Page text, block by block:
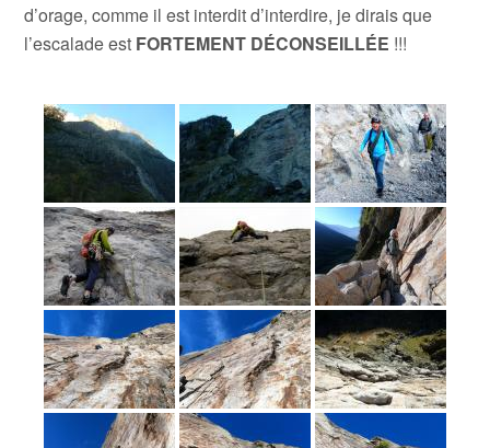
d’orage, comme il est interdit d’interdire, je dirais que
l’escalade est FORTEMENT DÉCONSEILLÉE !!!